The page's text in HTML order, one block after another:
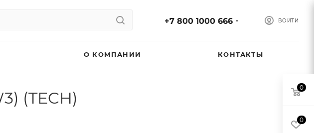
ВОЙТИ
+7 800 1000 666
О КОМПАНИИ КОНТАКТЫ
(TECH)
0
0